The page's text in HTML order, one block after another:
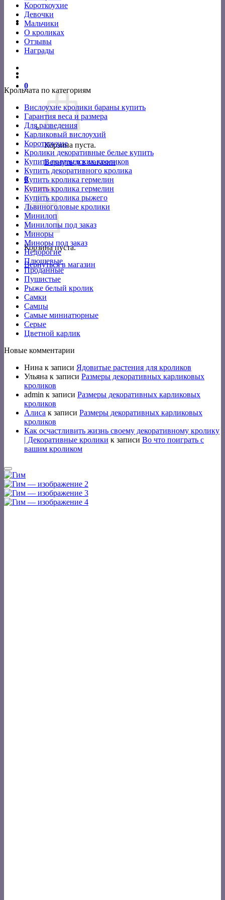
Короткоухие
Девочки
Мальчики
О кроликах
Отзывы
Награды
0
Корзина пуста.
Вернуться в магазин
0
Корзина
Корзина пуста.
Вернуться в магазин
Крольчата по категориям
Вислоухие кролики бараны купить
Гарантия веса и размера
Для разведения
Карликовый вислоухий
Короткоухие
Кролики декоративные белые купить
Купить голландских кроликов
Купить декоративного кролика
Купить кролика гермелин
Купить кролика гермелин
Купить кролика рыжего
Львиноголовые кролики
Минилоп
Минилопы под заказ
Миноры
Миноры под заказ
Недорогие
Плюшевые
Проданные
Пушистые
Рыже белый кролик
Самки
Самцы
Самые миниатюрные
Серые
Цветной карлик
Новые комментарии
Нина к записи Ядовитые растения для кроликов
Ульяна к записи Размеры декоративных карликовых
кроликов
admin к записи Размеры декоративных карликовых
кроликов
Алиса к записи Размеры декоративных карликовых
кроликов
Как осчастливить жизнь своему декоративному кролику
| Декоративные кролики к записи Во что поиграть с
вашим кроликом